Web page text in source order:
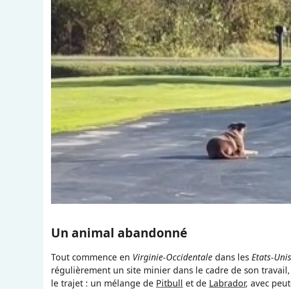
Un animal abandonné
Tout commence en Virginie-Occidentale dans les Etats-Unis
régulièrement un site minier dans le cadre de son
le trajet : un mélange de Pitbull et de Labrador, avec